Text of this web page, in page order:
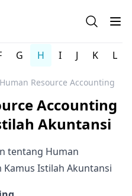
Lengkap
Open
G H I J K L
Human Resource Accounting
Accounting
Akuntansi
tentang Human
Istilah Akuntansi